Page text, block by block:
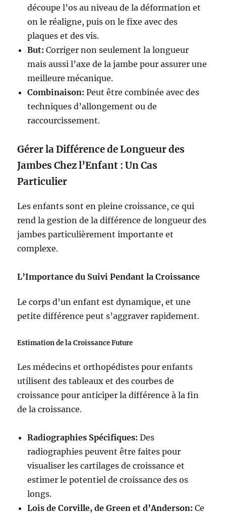
découpe l’os au niveau de la déformation et
on le réaligne, puis on le fixe avec des
plaques et des vis.
But: Corriger non seulement la longueur
mais aussi l’axe de la jambe pour assurer une
meilleure mécanique.
Combinaison: Peut être combinée avec des
techniques d’allongement ou de
raccourcissement.
Gérer la Différence de Longueur des
Jambes Chez l’Enfant : Un Cas
Particulier
Les enfants sont en pleine croissance, ce qui
rend la gestion de la différence de longueur des
jambes particulièrement importante et
complexe.
L’Importance du Suivi Pendant la Croissance
Le corps d’un enfant est dynamique, et une
petite différence peut s’aggraver rapidement.
Estimation de la Croissance Future
Les médecins et orthopédistes pour enfants
utilisent des tableaux et des courbes de
croissance pour anticiper la différence à la fin
de la croissance.
Radiographies Spécifiques: Des
radiographies peuvent être faites pour
visualiser les cartilages de croissance et
estimer le potentiel de croissance des os
longs.
Lois de Corville, de Green et d’Anderson: Ce